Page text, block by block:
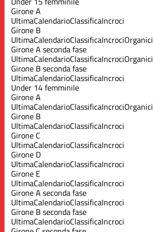
Girone A
UltimaCalendarioClassificaIncroci
Girone B
UltimaCalendarioClassificaIncrociOrganici
Girone A seconda fase
UltimaCalendarioClassificaIncrociOrganici
Girone B seconda fase
UltimaCalendarioClassificaIncroci
Under 14 femminile
Girone A
UltimaCalendarioClassificaIncrociOrganici
Girone B
UltimaCalendarioClassificaIncroci
Girone C
UltimaCalendarioClassificaIncroci
Girone D
UltimaCalendarioClassificaIncroci
Girone E
UltimaCalendarioClassificaIncroci
Girone A seconda fase
UltimaCalendarioClassificaIncroci
Girone B seconda fase
UltimaCalendarioClassificaIncroci